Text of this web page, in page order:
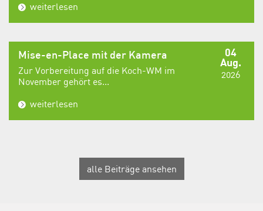
weiterlesen
04
Aug.
2026
Mise-en-Place mit der Kamera
Zur Vorbereitung auf die Koch-WM im
November gehört es...
weiterlesen
alle Beiträge ansehen